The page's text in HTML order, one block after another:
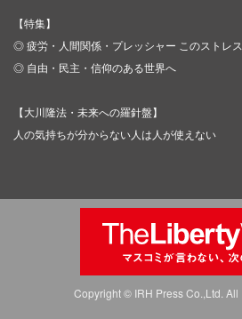
【特集】
◎ 疲労・人間関係・プレッシャー このストレ
◎ 自由・民主・信仰のある世界へ
【大川隆法・未来への羅針盤】
人の気持ちが分からない人は人が使えない
Copyright © IRH Press Co.,Ltd. All